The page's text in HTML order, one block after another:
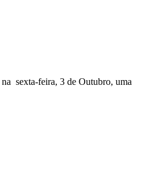
sexta-feira, 3 de Outubro, uma